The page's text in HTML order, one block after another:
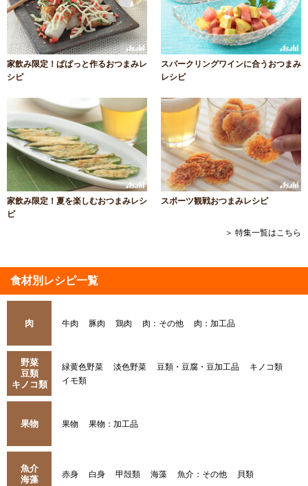
家飲み限定！ぱぱっと作るおつまみレ
シピ
スパークリングワインに合うおつまみ
レシピ
家飲み限定！夏を楽しむおつまみレシ
ピ
スポーツ観戦おつまみレシピ
＞ 特集一覧はこちら
食材別レシピ一覧
肉 牛肉 豚肉 鶏肉 肉：その他 肉：加工品
野菜
豆類
キノコ類
緑黄色野菜 淡色野菜 豆類・豆腐・豆加工品
キノコ類
イモ類
果物 果物 果物：加工品
魚介
海藻
赤身 白身 甲殻類 海藻 魚介：その他 貝類